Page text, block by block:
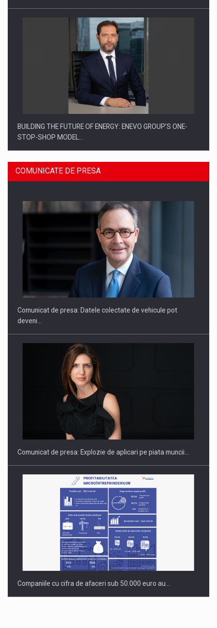
BUILDING THE FUTURE OF ENERGY: ENEVO GROUP’S ONE-
STOP-SHOP MODEL…
ROOTED IN ROMANIA, BUILT TO DELIVER TECHNOLOGY FOR
PUTTING ROMANIAN CORPORATE COMPANIES ON THE
INTERNATIONAL BUSINESS SCENE
COMUNICATE DE PRESA
Comunicat de presa: Datele colectate de vehicule pot
deveni…
Comunicat de presa: Explozie de aplicari pe piata muncii…
Companiile cu cifra de afaceri sub 50.000 euro au…